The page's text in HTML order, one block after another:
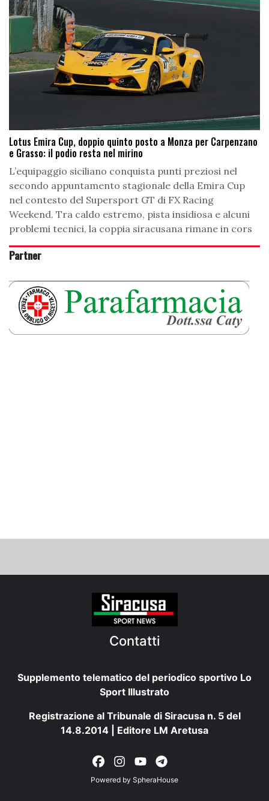
Lotus Emira Cup, doppio quinto posto a Monza per Carpenzano
e Grasso: il podio resta nel mirino
L’equipaggio siciliano conquista punti preziosi nel
secondo appuntamento stagionale della Emira Cup
nel contesto del Supersport GT di FX Racing
Weekend. Tra caldo estremo, pista insidiosa e alcuni
problemi tecnici, la coppia siracusana rimane in cors
Partner
Contatti
Supplemento telematico del periodico sportivo Lo
Sport Illustrato
Registrazione al Tribunale di Siracusa n. 5 del
14.8.2014 | Editore LM Aretusa
Powered by SpheraHouse